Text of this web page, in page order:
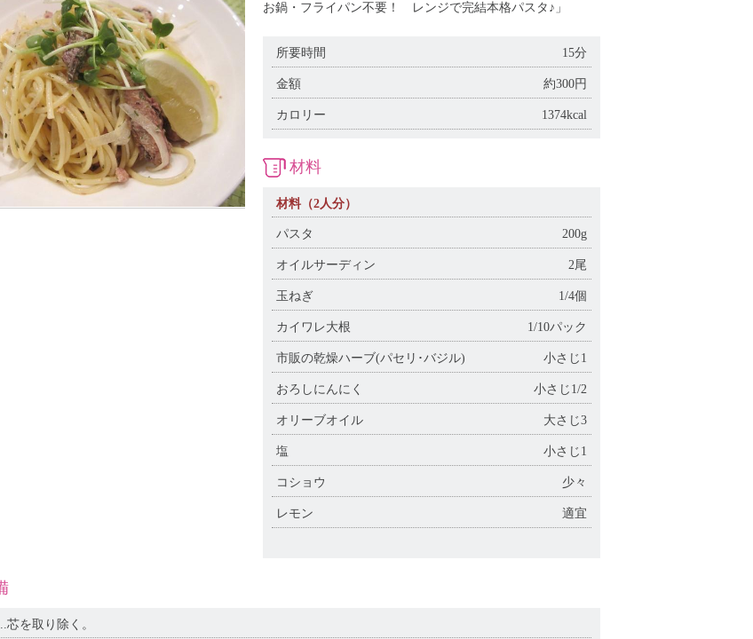
お鍋・フライパン不要！ レンジで完結本格パスタ♪」
所要時間 15分
金額 約300円
カロリー 1374kcal
材料
材料（2人分）
パスタ 200g
オイルサーディン 2尾
玉ねぎ 1/4個
カイワレ大根 1/10パック
市販の乾燥ハーブ(パセリ･バジル) 小さじ1
おろしにんにく 小さじ1/2
オリーブオイル 大さじ3
塩 小さじ1
コショウ 少々
レモン 適宜
芯を取り除く。